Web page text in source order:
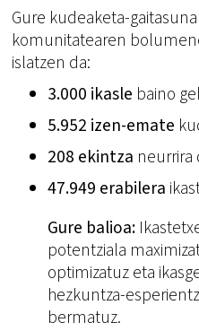
Gure kudeaketa-
komunitatearen
islatzen da:
3.000 ikasle baino
5.952 izen-emate
208 ekintza neurrira
47.949 erabilera
Gure balioa:
potentziala
optimizatuz eta
hezkuntza-
bermatuz.